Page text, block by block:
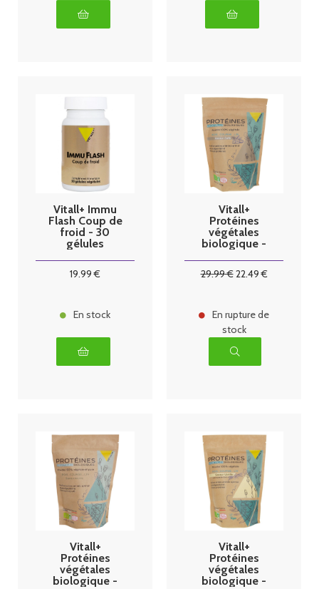
Vitall+ Immu
Flash Coup de
froid - 30
gélules
19.99 €
En stock
Vitall+
Protéines
végétales
biologique -
29.99€22.49€
En rupture de
stock
Vitall+
Protéines
végétales
biologique -
Vitall+
Protéines
végétales
biologique -